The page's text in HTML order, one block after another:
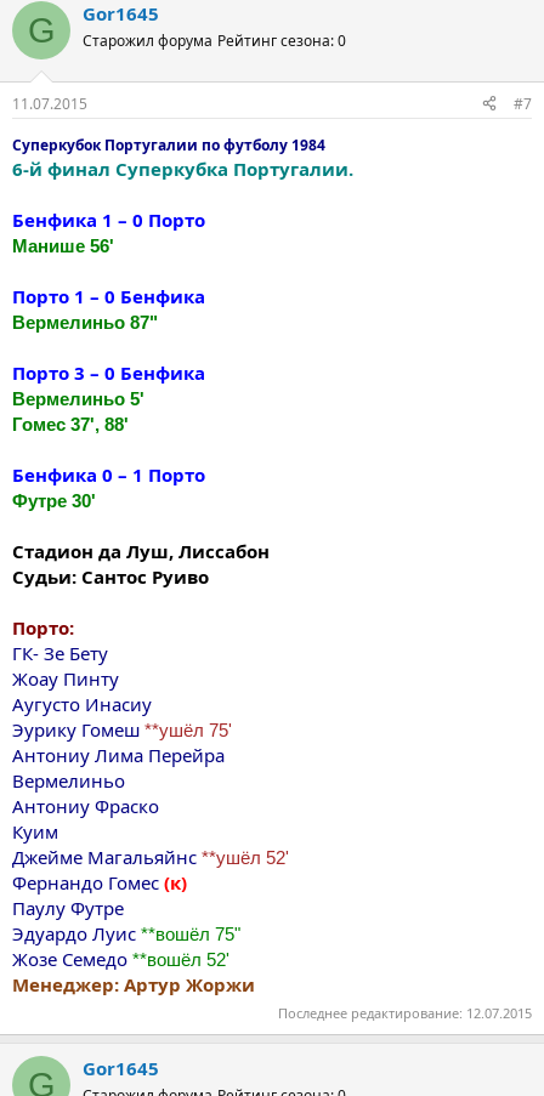
G Gor1645
Старожил форума Рейтинг сезона: 0
11.07.2015
#7
Суперкубок Португалии по футболу 1984
6-й финал Суперкубка Португалии.
Бенфика 1 – 0 Порто
Манише 56'
Порто 1 – 0 Бенфика
Вермелиньо 87"
Порто 3 – 0 Бенфика
Вермелиньо 5'
Гомес 37', 88'
Бенфика 0 – 1 Порто
Футре 30'
Стадион да Луш, Лиссабон
Судьи: Сантос Руиво
Порто:
ГК- Зе Бету
Жоау Пинту
Аугусто Инасиу
Эурику Гомеш **ушёл 75'
Антониу Лима Перейра
Вермелиньо
Антониу Фраско
Куим
Джейме Магальяйнс **ушёл 52'
Фернандо Гомес (к)
Паулу Футре
Эдуардо Луис **вошёл 75"
Жозе Семедо **вошёл 52'
Менеджер: Артур Жоржи
Последнее редактирование: 12.07.2015
G Gor1645